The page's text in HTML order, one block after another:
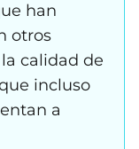
han
otros
calidad de
incluso
a